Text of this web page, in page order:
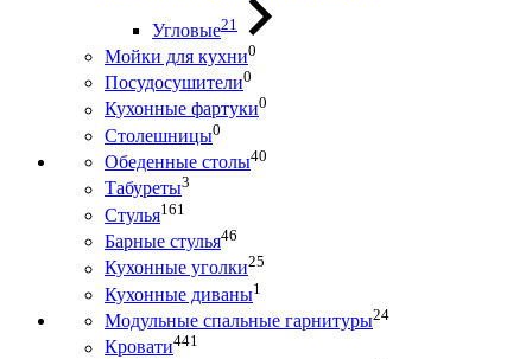
Угловые21
Мойки для кухни0
Посудосушители0
Кухонные фартуки0
Столешницы0
Обеденные столы40
Табуреты3
Стулья161
Барные стулья46
Кухонные уголки25
Кухонные диваны1
Модульные спальные гарнитуры24
Кровати441